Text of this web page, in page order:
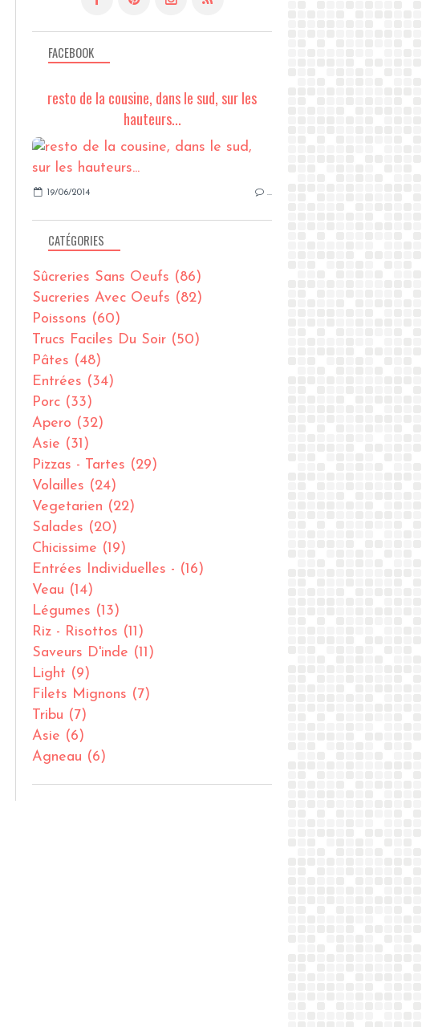
FACEBOOK
resto de la cousine, dans le sud, sur les
hauteurs...
19/06/2014 …
CATÉGORIES
Sûcreries Sans Oeufs (86)
Sucreries Avec Oeufs (82)
Poissons (60)
Trucs Faciles Du Soir (50)
Pâtes (48)
Entrées (34)
Porc (33)
Apero (32)
Asie (31)
Pizzas - Tartes (29)
Volailles (24)
Vegetarien (22)
Salades (20)
Chicissime (19)
Entrées Individuelles - (16)
Veau (14)
Légumes (13)
Riz - Risottos (11)
Saveurs D'inde (11)
Light (9)
Filets Mignons (7)
Tribu (7)
Asie (6)
Agneau (6)